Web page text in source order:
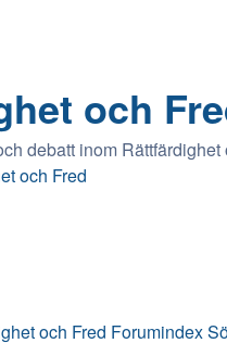
och
debatt inom Rättfärdighet
och Fred
och Fred Forumindex